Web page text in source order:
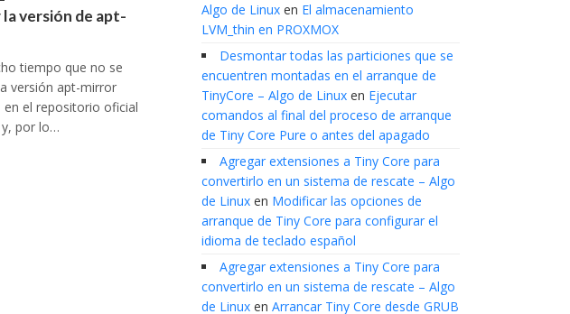
la versión de apt-
tiempo que no se
versión apt-mirror
en el repositorio oficial
y, por lo…
Algo de Linux en El almacenamiento
LVM_thin en PROXMOX
Desmontar todas las particiones que se
encuentren montadas en el arranque de
TinyCore – Algo de Linux en Ejecutar
comandos al final del proceso de arranque
de Tiny Core Pure o antes del apagado
Agregar extensiones a Tiny Core para
convertirlo en un sistema de rescate – Algo
de Linux en Modificar las opciones de
arranque de Tiny Core para configurar el
idioma de teclado español
Agregar extensiones a Tiny Core para
convertirlo en un sistema de rescate – Algo
de Linux en Arrancar Tiny Core desde GRUB